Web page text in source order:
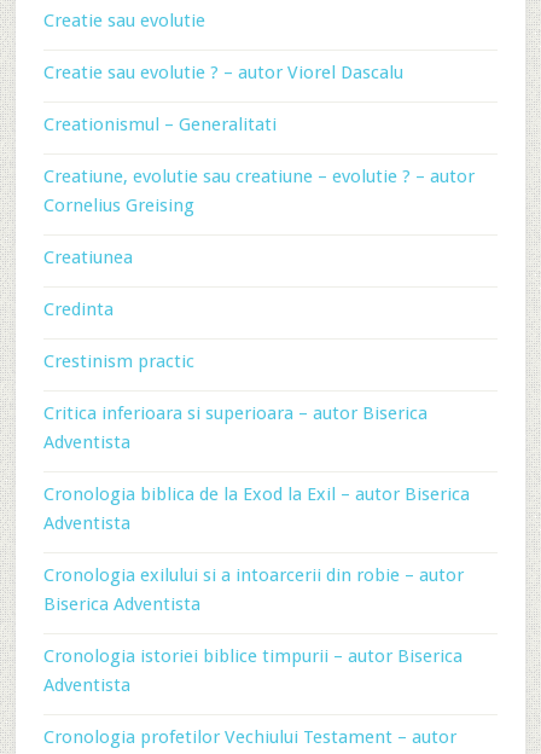
Creatie sau evolutie
Creatie sau evolutie ? – autor Viorel Dascalu
Creationismul – Generalitati
Creatiune, evolutie sau creatiune – evolutie ? – autor
Cornelius Greising
Creatiunea
Credinta
Crestinism practic
Critica inferioara si superioara – autor Biserica
Adventista
Cronologia biblica de la Exod la Exil – autor Biserica
Adventista
Cronologia exilului si a intoarcerii din robie – autor
Biserica Adventista
Cronologia istoriei biblice timpurii – autor Biserica
Adventista
Cronologia profetilor Vechiului Testament – autor